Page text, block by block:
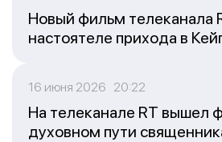
Новый фильм телеканала
настоятеле прихода в
16 июня 2026 20:22
На телеканале RT вышел
духовном пути